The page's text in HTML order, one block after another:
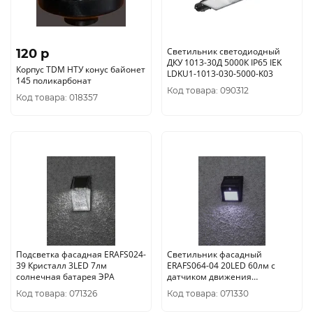
120 p
Корпус TDM НТУ конус байонет
145 поликарбонат
Код товара: 018357
Светильник светодиодный
ДКУ 1013-30Д 5000К IP65 IEK
LDKU1-1013-030-5000-K03
Код товара: 090312
Подсветка фасадная ERAFS024-
39 Кристалл 3LED 7лм
солнечная батарея ЭРА
Код товара: 071326
Светильник фасадный
ERAFS064-04 20LED 60лм с
датчиком движения
солнечная батарея ЭРА
Код товара: 071330